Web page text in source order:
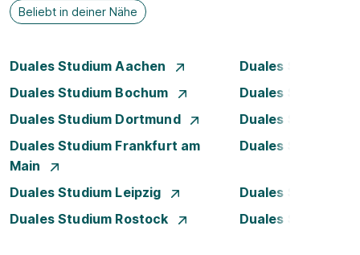
Beliebt in deiner Nähe
Duales Studium Aachen
Duales Studium
Duales Studium Bochum
Duales Studium
Duales Studium Dortmund
Duales Studium
Duales Studium Frankfurt am
Main
Duales Studium
Duales Studium Leipzig
Duales Studium
Duales Studium Rostock
Duales Studium